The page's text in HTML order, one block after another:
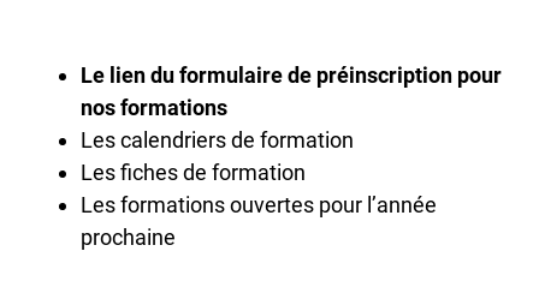
Le lien du formulaire de préinscription pour
nos formations
Les calendriers de formation
Les fiches de formation
Les formations ouvertes pour l’année
prochaine